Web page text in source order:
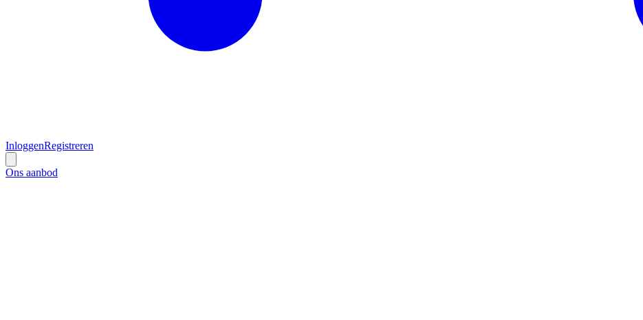
InloggenRegistreren
Ons aanbod